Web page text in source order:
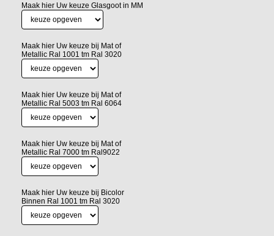
Maak hier Uw keuze Glasgoot in MM
Maak hier Uw keuze bij Mat of
Metallic Ral 1001 tm Ral 3020
Maak hier Uw keuze bij Mat of
Metallic Ral 5003 tm Ral 6064
Maak hier Uw keuze bij Mat of
Metallic Ral 7000 tm Ral9022
Maak hier Uw keuze bij Bicolor
Binnen Ral 1001 tm Ral 3020